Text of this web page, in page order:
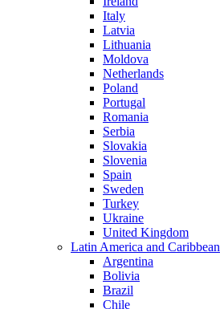
Italy
Latvia
Lithuania
Moldova
Netherlands
Poland
Portugal
Romania
Serbia
Slovakia
Slovenia
Spain
Sweden
Turkey
Ukraine
United Kingdom
Latin America and Caribbean
Argentina
Bolivia
Brazil
Chile